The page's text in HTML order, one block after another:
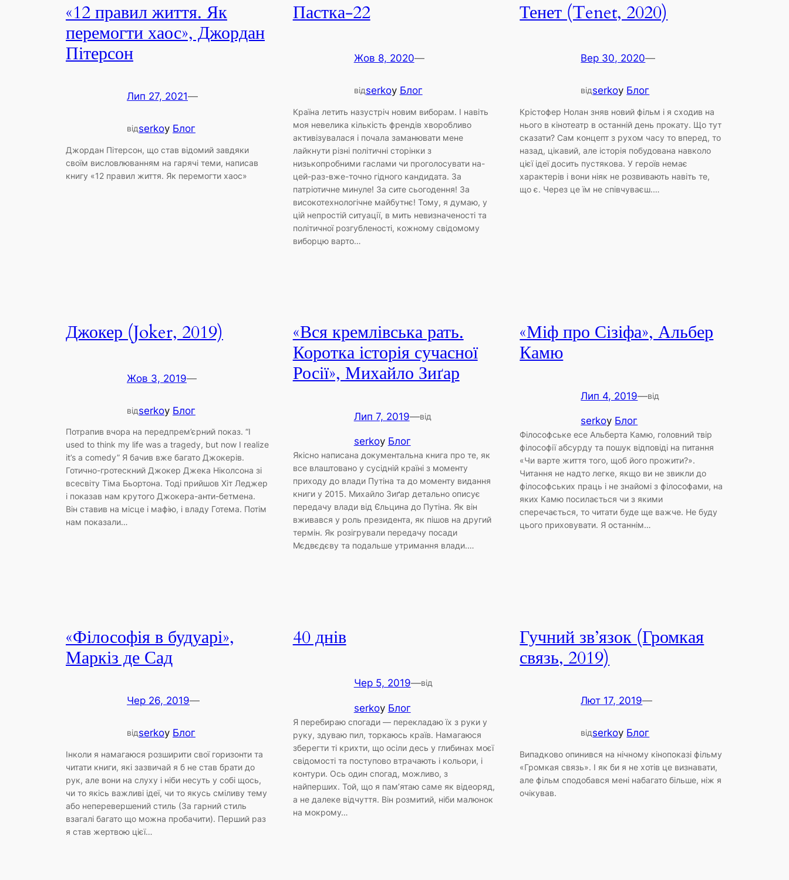
«12 правил життя. Як
перемогти хаос», Джордан
Пітерсон
Лип 27, 2021—
відserkoу Блог
Джордан Пітерсон, що став відомий завдяки
своїм висловлюванням на гарячі теми, написав
книгу «12 правил життя. Як перемогти хаос»
Пастка-22
Жов 8, 2020—
відserkoу Блог
Країна летить назустріч новим виборам. І навіть
моя невелика кількість френдів хворобливо
активізувалася і почала заманювати мене
лайкнути різні політичні сторінки з
низькопробними гаслами чи проголосувати на-
цей-раз-вже-точно гідного кандидата. За
патріотичне минуле! За сите сьогодення! За
високотехнологічне майбутнє! Тому, я думаю, у
цій непростій ситуації, в мить невизначеності та
політичної розгубленості, кожному свідомому
виборцю варто…
Тенет (Tenet, 2020)
Вер 30, 2020—
відserkoу Блог
Крістофер Нолан зняв новий фільм і я сходив на
нього в кінотеатр в останній день прокату. Що тут
сказати? Сам концепт з рухом часу то вперед, то
назад, цікавий, але історія побудована навколо
цієї ідеї досить пустякова. У героїв немає
характерів і вони ніяк не розвивають навіть те,
що є. Через це їм не співчуваєш.…
Джокер (Joker, 2019)
Жов 3, 2019—
відserkoу Блог
Потрапив вчора на передпрем’єрний показ. “I
used to think my life was a tragedy, but now I realize
it’s a comedy” Я бачив вже багато Джокерів.
Готично-гротескний Джокер Джека Ніколсона зі
всесвіту Тіма Бьортона. Тоді прийшов Хіт Леджер
і показав нам крутого Джокера-анти-бетмена.
Він ставив на місце і мафію, і владу Готема. Потім
нам показали…
«Вся кремлівська рать.
Коротка історія сучасної
Росії», Михайло Зиґар
Лип 7, 2019—від
serkoу Блог
Якісно написана документальна книга про те, як
все влаштовано у сусідній країні з моменту
приходу до влади Путіна та до моменту видання
книги у 2015. Михайло Зиґар детально описує
передачу влади від Єльцина до Путіна. Як він
вживався у роль президента, як пішов на другий
термін. Як розігрували передачу посади
Мєдвєдєву та подальше утримання влади.…
«Міф про Сізіфа», Альбер
Камю
Лип 4, 2019—від
serkoу Блог
Філософське есе Альберта Камю, головний твір
філософії абсурду та пошук відповіді на питання
«Чи варте життя того, щоб його прожити?».
Читання не надто легке, якщо ви не звикли до
філософських праць і не знайомі з філософами, на
яких Камю посилається чи з якими
сперечається, то читати буде ще важче. Не буду
цього приховувати. Я останнім…
«Філософія в будуарі»,
Маркіз де Сад
Чер 26, 2019—
відserkoу Блог
Інколи я намагаюся розширити свої горизонти та
читати книги, які зазвичай я б не став брати до
рук, але вони на слуху і ніби несуть у собі щось,
чи то якісь важливі ідеї, чи то якусь сміливу тему
або неперевершений стиль (За гарний стиль
взагалі багато що можна пробачити). Перший раз
я став жертвою цієї…
40 днів
Чер 5, 2019—від
serkoу Блог
Я перебираю спогади — перекладаю їх з руки у
руку, здуваю пил, торкаюсь країв. Намагаюся
зберегти ті крихти, що осіли десь у глибинах моєї
свідомості та поступово втрачають і кольори, і
контури. Ось один спогад, можливо, з
найперших. Той, що я пам’ятаю саме як відеоряд,
а не далеке відчуття. Він розмитий, ніби малюнок
на мокрому…
Гучний зв’язок (Громкая
связь, 2019)
Лют 17, 2019—
відserkoу Блог
Випадково опинився на нічному кінопоказі фільму
«Громкая связь». І як би я не хотів це визнавати,
але фільм сподобався мені набагато більше, ніж я
очікував.